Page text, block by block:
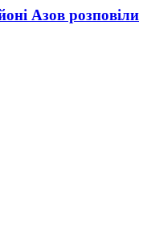
Азов розповіли